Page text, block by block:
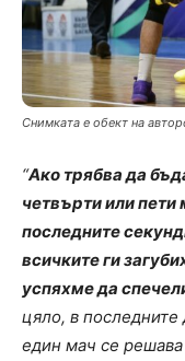
Снимката е обект на
“Ако трябва да
четвърти или пети
последните
всичките ги
успяхме да
цяло, в
един мач се